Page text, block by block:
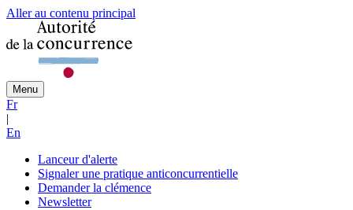
Aller au contenu principal
Menu
Fr
|
En
Lanceur d'alerte
Signaler une pratique anticoncurrentielle
Demander la clémence
Newsletter